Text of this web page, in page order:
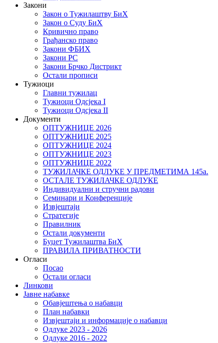
Закони
Закон о Тужилаштву БиХ
Закон о Суду БиХ
Кривично право
Грађанско право
Закони ФБИХ
Закони РС
Закони Брчко Дистрикт
Остали прописи
Тужиоци
Главни тужилац
Тужиоци Oдсјекa I
Тужиоци Oдсјекa II
Документи
ОПТУЖНИЦЕ 2026
ОПТУЖНИЦЕ 2025
ОПТУЖНИЦЕ 2024
ОПТУЖНИЦЕ 2023
ОПТУЖНИЦЕ 2022
ТУЖИЛАЧКЕ ОДЛУКЕ У ПРЕДМЕТИМА 145а.
ОСТАЛЕ ТУЖИЛАЧКЕ ОДЛУКЕ
Индивидуални и стручни радови
Семинари и Конференције
Извјештаји
Стратегије
Правилник
Остали документи
Буџет Тужилаштва БиХ
ПРАВИЛА ПРИВАТНОСТИ
Огласи
Посао
Остали огласи
Линкови
Јавне набавке
Обавјештења о набавци
План набавки
Извјештаји и информације о набавци
Одлуке 2023 - 2026
Одлуке 2016 - 2022